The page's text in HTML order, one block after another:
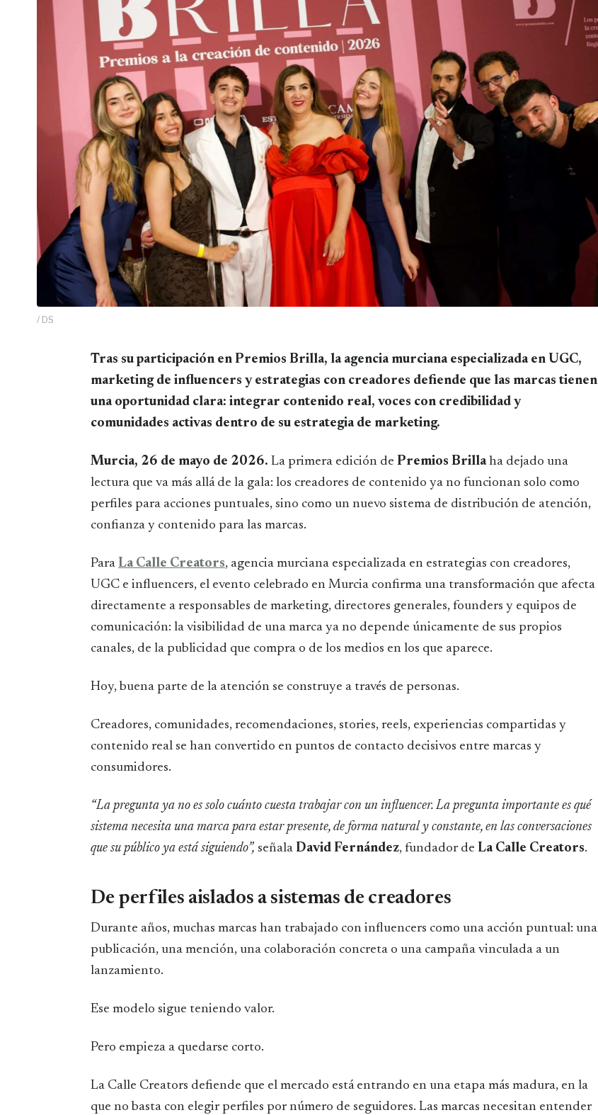
/ DS
Tras su participación en Premios Brilla, la agencia murciana especializada en UGC,
marketing de influencers y estrategias con creadores defiende que las marcas tienen
una oportunidad clara: integrar contenido real, voces con credibilidad y
comunidades activas dentro de su estrategia de marketing.
Murcia, 26 de mayo de 2026. La primera edición de Premios Brillaha dejado una
lectura que va más allá de la gala: los creadores de contenido ya no funcionan solo como
perfiles para acciones puntuales, sino como un nuevo sistema de distribución de atención,
confianza y contenido para las marcas.
Para La Calle Creators, agencia murciana especializada en estrategias con creadores,
UGC e influencers, el evento celebrado en Murcia confirma una transformación que afecta
directamente a responsables de marketing, directores generales, founders y equipos de
comunicación: la visibilidad de una marca ya no depende únicamente de sus propios
canales, de la publicidad que compra o de los medios en los que aparece.
Hoy, buena parte de la atención se construye a través de personas.
Creadores, comunidades, recomendaciones, stories, reels, experiencias compartidas y
contenido real se han convertido en puntos de contacto decisivos entre marcas y
consumidores.
“La pregunta ya no es solo cuánto cuesta trabajar con un influencer. La pregunta importante es qué
sistema necesita una marca para estar presente, de forma natural y constante, en las conversaciones
que su público ya está siguiendo”, señala David Fernández, fundador de La Calle Creators.
De perfiles aislados a sistemas de creadores
Durante años, muchas marcas han trabajado con influencers como una acción puntual: una
publicación, una mención, una colaboración concreta o una campaña vinculada a un
lanzamiento.
Ese modelo sigue teniendo valor.
Pero empieza a quedarse corto.
La Calle Creators defiende que el mercado está entrando en una etapa más madura, en la
que no basta con elegir perfiles por número de seguidores. Las marcas necesitan entender